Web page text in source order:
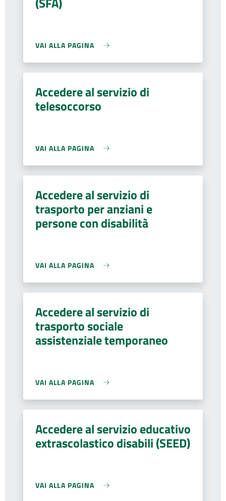
VAI ALLA PAGINA
Accedere al servizio di
telesoccorso
VAI ALLA PAGINA
Accedere al servizio di
trasporto per anziani e
persone con disabilità
VAI ALLA PAGINA
Accedere al servizio di
trasporto sociale
assistenziale temporaneo
VAI ALLA PAGINA
Accedere al servizio educativo
extrascolastico disabili (SEED)
VAI ALLA PAGINA